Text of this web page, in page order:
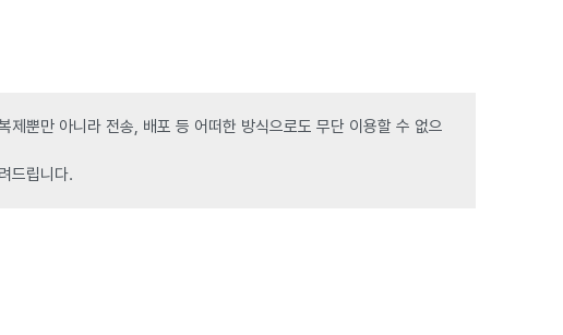
뿐만 아니라 전송, 배포 등 어떠한 방식으로도 무단 이용할 수 없으
드립니다.